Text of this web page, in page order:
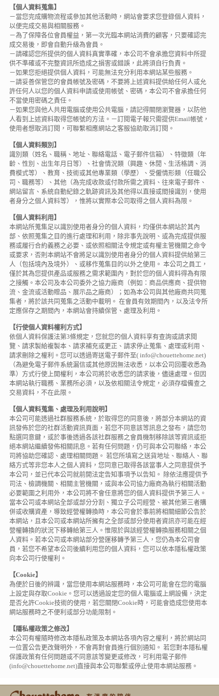
【個人資料蒐集】
－當您完成購物流程或參加其他活動時，網站會要求您登錄個人資料，
以便完成交易與相關服務。
－為了保障各位會員權益，第一次光臨本網站消費的顧客，只要確認完
成交易後，即會自動升級為會員。
－請確認您所提供的個人資料真實準確，本公司不會承擔您資料中所提
供不準確或不完整資訊所造成之損害或錯誤，此將須自行負責。
－如果您拒絕提供個人資料，可能無法充分利用本網站某些服務。
－請妥善保管您的會員帳號及密碼，不要將上述資料提供給任何人或允
許任何人以您的個人資料申請或使用帳號、密碼，本公司不會承擔任何
不當使用密碼之責任。
－如果您與他人共用電腦或使用公共電腦，請記得關閉瀏覽器，以防他
人看到上述資料取得您帳號的方法。－訂閱電子報只需提供Email帳號，
使用者想取消訂閱，可聯繫相應網站之客服協助取消訂閱。
【個人資料類別】
識別類（姓名、職稱、地址、聯絡電話、電子郵件信箱）、特徵類（年
齡、性別、出生年月日等）、社會情況類（興趣、休閒、生活格調、消
費模式等）、教育、技術或其他專業類（學歷）、受僱情形類（任職公
司、職務等）、其他（為完成收款或付款所需之資料、往來電子郵件、
網站留言、系統自動紀錄之軌跡資訊及其他得以直接或間接識別，使用
者身分之個人資料等），惟將以實際本公司取得之個人資料為限。
【個人資料利用】
本網站所蒐集足以識別使用者身分的個人資料，均僅供本網站於其內
部、依照蒐集之目的進行處理和利用，除非事先說明、或為完成提供服
務或履行合約義務之必要、或依照相關法令規定或有權主管機關之命令
或要求，否則本網站不會將足以識別使用者身分的個人資料提供給第三
人（包括境內及境外）、或移作蒐集目的以外之使用。 本公司之員工，
僅於其為您提供產品或服務之需求範圍內，對於您的個人資料得為有限
之接觸。本公司及本公司委外之協力廠商（例如：商品供應商、提供物
流、金流或活動贈品、展示品之廠商）；如為本公司與其他廠商共同蒐
集者，將於該共同蒐集之活動中載明。 在會員有效期間內，以及法令所
定應保存之期間內，本網站會持續保管、處理及利用。
【行使個人資料權利方式】
依個人資料保護法第3條規定，您就您的個人資料享有查詢或請求閱
覽、請求製給複製本、請求補充或更正、請求停止蒐集、處理或利用、
請求刪除之權利。您可以透過寄送電子郵件至( info@chouettehome.net)
（為避免電子郵件系統漏信或其他原因無法收悉，以本公司回覆收悉為
準）方式行使上開權利，本公司將於收悉您的請求後，儘速處理。但因
本網站執行職務、業務所必須，以及依相關法令規定，必須存檔備查之
交易資料，不在此限。
【個人資料蒐集、處理及利用說明】
本公司可能透過社群服務系統，於取得您的同意後，將部分本網站的資
訊發佈於您的社群活動資訊頁面，若您不同意該等訊息之發布，請您勿
點選同意鍵，或於事後透過各該社群服務之會員機制移除該等資訊或拒
絕本網站繼續發佈相關訊息。若有任何問題，仍可與本公司聯絡，本公
司將協助您確認、處理相關問題。 若您所填寫之送貨地址、聯絡人、聯
絡方式等非您本人之個人資料，您同意已取得各該當事人之同意提供予
本公司，並已代本公司就前開法定告知事項予以告知。 除依法應提供予
司法、檢調機關、相關主管機關，或與本公司協力廠商為執行相關活動
必要範圍之利用外，本公司將不會任意將您的個人資料提供予第三人。
當本公司或本網站全部或部分分割、獨立子公司經營、被其他第三者購
併或收購資產，導致經營權轉換時，本公司會於事前將相關細節公告於
本網站，且本公司或本網站所擁有之全部或部分使用者資訊亦可能在經
營權轉換的狀況下移轉給第三人。惟限於與該經營權轉換服務相關之個
人資料。若本公司或本網站部分營運移轉予第三人，您仍為本公司會
員，若您不希望本公司後續利用您的個人資料，您可以依本隱私權政策
向本公司行使權利。
【Cookie】
為便於日後的辨識，當您使用本網站服務時，本公司可能會在您的電腦
上設定與存取Cookie。您可以透過設定您的個人電腦或上網設備，決定
是否允許Cookie技術的使用，若您關閉Cookie時，可能會造成您使用本
網站服務時之不便利或部分功能限制。
【隱私權政策之修改】
本公司有權隨時修改本隱私政策及本網站各項內容之權利，將於網站同
一位置公告更改聲明外，不會再對會員進行個別通知。 若您對本隱私權
保護政策有任何問題或不同意該等變更或修改，可利用電子郵件
(info@chouettehome.net)直接與本公司聯繫或停止使用本網站服務。